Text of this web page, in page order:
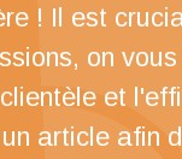
! Il est
on
et
article afin